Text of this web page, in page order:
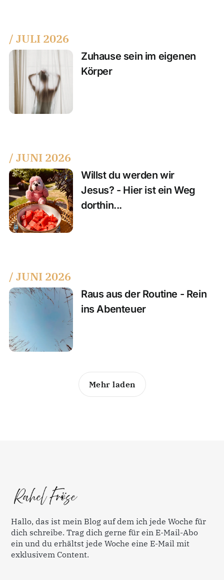
/ JULI 2026
Zuhause sein im eigenen
Körper
/ JUNI 2026
Willst du werden wir
Jesus? - Hier ist ein Weg
dorthin...
/ JUNI 2026
Raus aus der Routine - Rein
ins Abenteuer
Mehr laden
Hallo, das ist mein Blog auf dem ich jede Woche für
dich schreibe. Trag dich gerne für ein E-Mail-Abo
ein und du erhältst jede Woche eine E-Mail mit
exklusivem Content.